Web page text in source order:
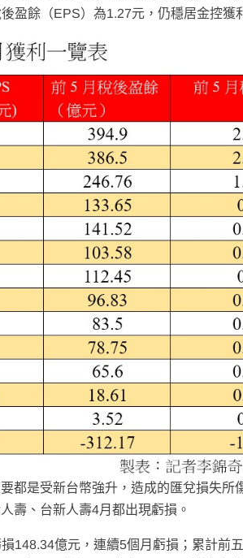
盈餘（EPS）為1.27元，仍穩居金控獲
都是受新台幣強升，造成的匯兌損失所
壽、台新人壽4月都出現虧損。
148.34億元，連續5個月虧損；累計前